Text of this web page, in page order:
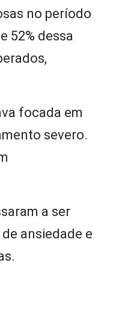
no período
52% dessa
focada em
severo.
a ser
ansiedade e